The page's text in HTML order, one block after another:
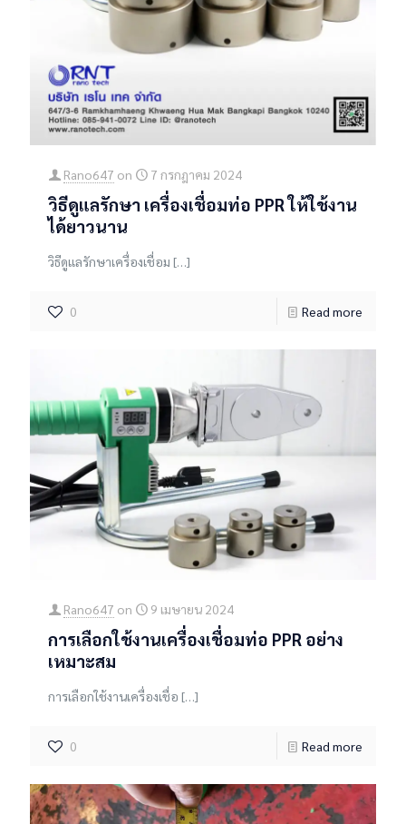
Rano647 on 7 กรกฎาคม 2024
วิธีดูแลรักษา เครื่องเชื่อมท่อ PPR ให้ใช้งาน
ได้ยาวนาน
วิธีดูแลรักษาเครื่องเชื่อม […]
0 Read more
Rano647 on 9 เมษายน 2024
การเลือกใช้งานเครื่องเชื่อมท่อ PPR อย่าง
เหมาะสม
การเลือกใช้งานเครื่องเชื่อ […]
0 Read more